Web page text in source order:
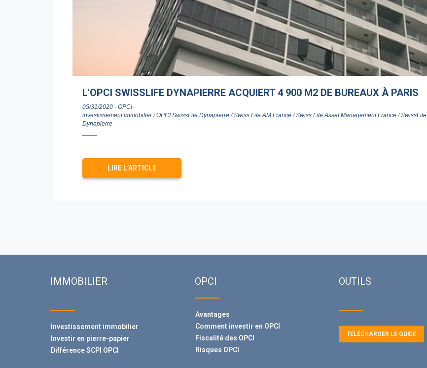
L'OPCI SWISSLIFE DYNAPIERRE ACQUIERT 4 900 M2 DE BUREAUX À PARIS
05/31/2020 - OPCI-
investissement immobilier/OPCI SwissLife Dynapierre/Swiss Life AM France/Swiss Life Asset Management France/SwissLife
Dynapierre
LIRE L’ARTICLE
IMMOBILIER
Investissement immobilier
Investir en pierre-papier
Différence SCPI OPCI
OPCI
Avantages
Comment investir en OPCI
Fiscalité des OPCI
Risques OPCI
OUTILS
TÉLÉCHARGER LE GUIDE